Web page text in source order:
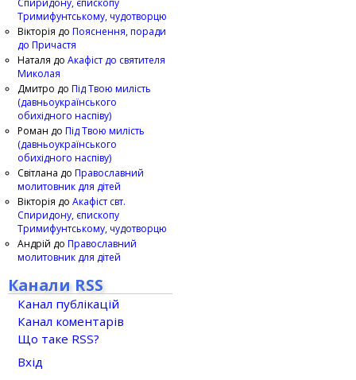
Тримифунтському, чудотворцю
Вікторія до Пояснення, поради
до Причастя
Наталя до Акафіст до святителя
Миколая
Дмитро до Під Твою милість
(давньоукраїнського
обихідного наспіву)
Роман до Під Твою милість
(давньоукраїнського
обихідного наспіву)
Світлана до Православний
молитовник для дітей
Вікторія до Акафіст свт.
Спиридону, єпископу
Тримифунтському, чудотворцю
Андрій до Православний
молитовник для дітей
Канали RSS
Канал публікацій
Канал коментарів
Що таке RSS?
Вхід